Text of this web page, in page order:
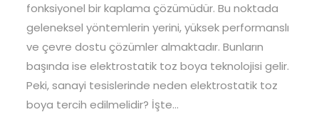
fonksiyonel bir kaplama çözümüdür. Bu noktada
geleneksel yöntemlerin yerini, yüksek performanslı
ve çevre dostu çözümler almaktadır. Bunların
başında ise elektrostatik toz boya teknolojisi gelir.
Peki, sanayi tesislerinde neden elektrostatik toz
boya tercih edilmelidir? İşte...